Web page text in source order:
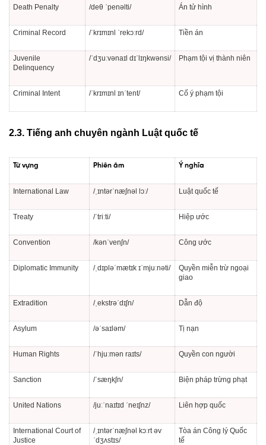
Death Penalty /deθ ˈpenəlti/ Án tử hình
Criminal Record /ˈkrɪmɪnl ˈrekɔːrd/ Tiền án
Juvenile
Delinquency
/ˈdʒuːvənaɪl dɪˈlɪŋkwənsi/ Phạm tội vị thành niên
Criminal Intent /ˈkrɪmɪnl ɪnˈtent/ Cố ý phạm tội
2.3. Tiếng anh chuyên ngành Luật quốc tế
Từ vựng Phiên âm Ý nghĩa
International Law /ˌɪntərˈnæʃnəl lɔː/ Luật quốc tế
Treaty /ˈtriːti/ Hiệp ước
Convention /kənˈvenʃn/ Công ước
Diplomatic Immunity /ˌdɪpləˈmætɪk ɪˈmjuːnəti/
Quyền miễn trừ ngoại
giao
Extradition /ˌekstrəˈdɪʃn/ Dẫn độ
Asylum /əˈsaɪləm/ Tị nạn
Human Rights /ˈhjuːmən raɪts/ Quyền con người
Sanction /ˈsæŋkʃn/ Biện pháp trừng phạt
United Nations /juːˈnaɪtɪd ˈneɪʃnz/ Liên hợp quốc
International Court of
Justice
/ˌɪntərˈnæʃnəl kɔːrt əv
ˈdʒʌstɪs/
Tòa án Công lý Quốc
tế